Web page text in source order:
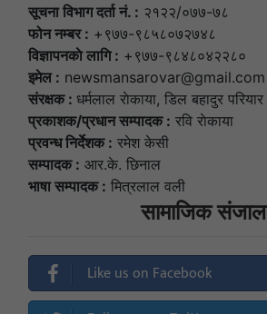
सूचना विभाग दर्ता नं. : २१२२/०७७-७८
फोन नम्बर : +९७७-९८५८०७२७४८
विज्ञापनकाे लागि : +९७७-९८४८०४२२८०
इमेल : newsmansarovar@gmail.com
संरक्षक : धर्मलाल राेकाया, डिल बहादुर परियार
प्रकाशक/प्रधान सम्पादक : रवि राेकाया
प्रवन्ध निर्देशक : रमेश केसी
सम्पादक : आर.के. छिनाल
भाषा सम्पादक : मित्रलाल वली
सामाजिक संजाल
Like us on Facebook